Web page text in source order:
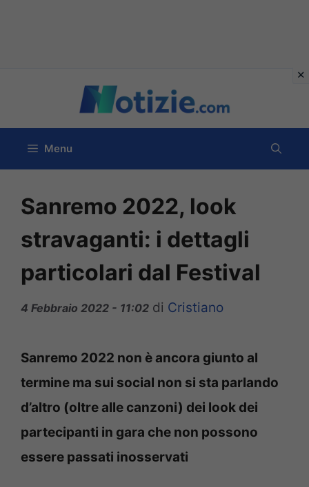
contenuto
Menu
Sanremo 2022, look
stravaganti: i dettagli
particolari dal Festival
4 Febbraio 2022 - 11:02 di Cristiano
Sanremo 2022 non è ancora giunto al
termine ma sui social non si sta parlando
d’altro (oltre alle canzoni) dei look dei
partecipanti in gara che non possono
essere passati inosservati